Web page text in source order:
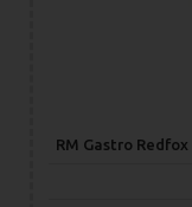
RM Gastro